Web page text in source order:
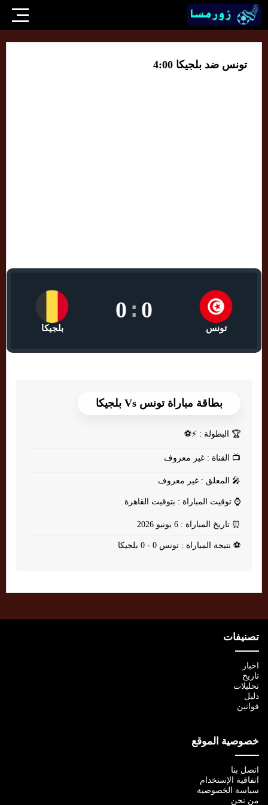
تونس ضد بلجيكا 4:00
تونس
0
:
0
بلجيكا
بطاقة مباراة تونس Vs بلجيكا
🏆 البطولة : ⚡⚽
📺 القناة : غير معروف
🎤 المعلق : غير معروف
⌚ توقيت المباراة : بتوقيت القاهرة
⏰ تاريخ المباراة : 6 يونيو 2026
⚽ نتيجة المباراة : تونس 0 - 0 بلجيكا
تصنيفات
اخبار
تاريخ
تحليلات
دليل
قوانين
خصوصية الموقع
اتصل بنا
اتفاقية الإستخدام
سياسة الخصوصية
من نحن